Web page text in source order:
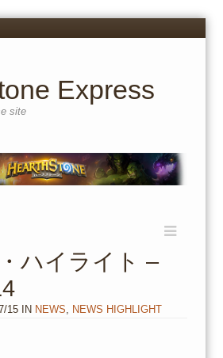
Express
site
ハイライト –
15IN NEWS NEWS HIGHLIGHT